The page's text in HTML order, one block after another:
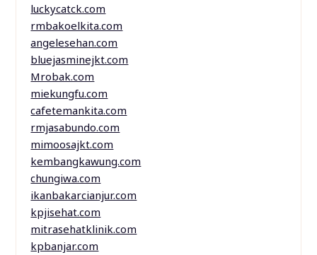
luckycatck.com
rmbakoelkita.com
angelesehan.com
bluejasminejkt.com
Mrobak.com
miekungfu.com
cafetemankita.com
rmjasabundo.com
mimoosajkt.com
kembangkawung.com
chungiwa.com
ikanbakarcianjur.com
kpjisehat.com
mitrasehatklinik.com
kpbanjar.com